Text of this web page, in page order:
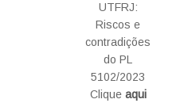
UTFRJ:
Riscos e
contradições
do PL
5102/2023
Clique aqui